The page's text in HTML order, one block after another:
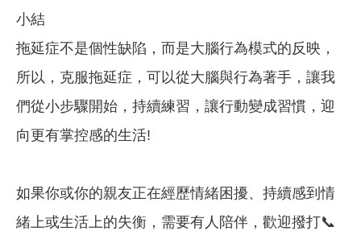
小結
拖延症不是個性缺陷，而是大腦行為模式的反映，
所以，克服拖延症，可以從大腦與行為著手，讓我
們從小步驟開始，持續練習，讓行動變成習慣，迎
向更有掌控感的生活!
如果你或你的親友正在經歷情緒困擾、持續感到情
緒上或生活上的失衡，需要有人陪伴，歡迎撥打📞